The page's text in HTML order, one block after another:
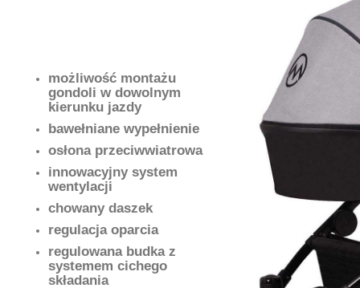
możliwość montażu
gondoli w dowolnym
kierunku jazdy
bawełniane wypełnienie
osłona przeciwwiatrowa
innowacyjny system
wentylacji
chowany daszek
regulacja oparcia
regulowana budka z
systemem cichego
składania